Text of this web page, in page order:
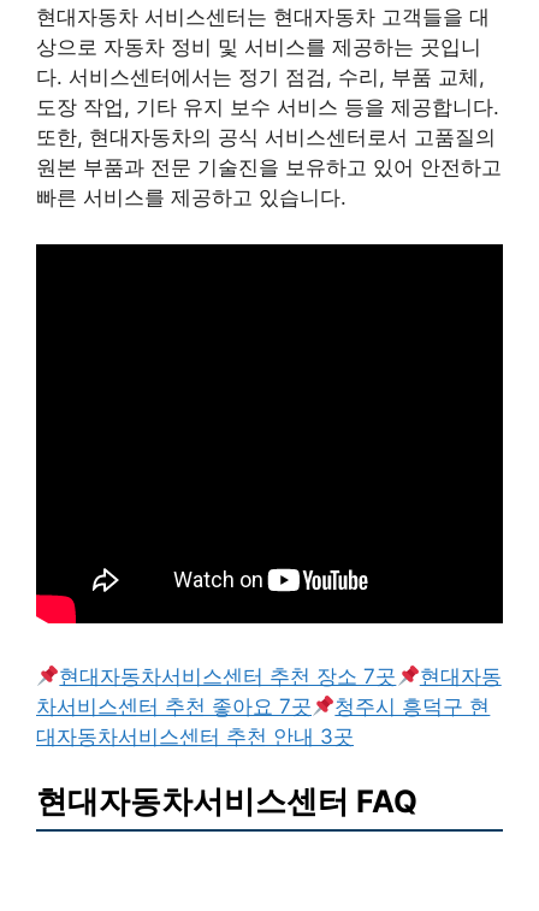
현대자동차 서비스센터는 현대자동차 고객들을 대
상으로 자동차 정비 및 서비스를 제공하는 곳입니
다. 서비스센터에서는 정기 점검, 수리, 부품 교체,
도장 작업, 기타 유지 보수 서비스 등을 제공합니다.
또한, 현대자동차의 공식 서비스센터로서 고품질의
원본 부품과 전문 기술진을 보유하고 있어 안전하고
빠른 서비스를 제공하고 있습니다.
현대자동차서비스센터 추천 장소 7곳
현대자동
차서비스센터 추천 좋아요 7곳
청주시 흥덕구 현
대자동차서비스센터 추천 안내 3곳
현대자동차서비스센터 FAQ